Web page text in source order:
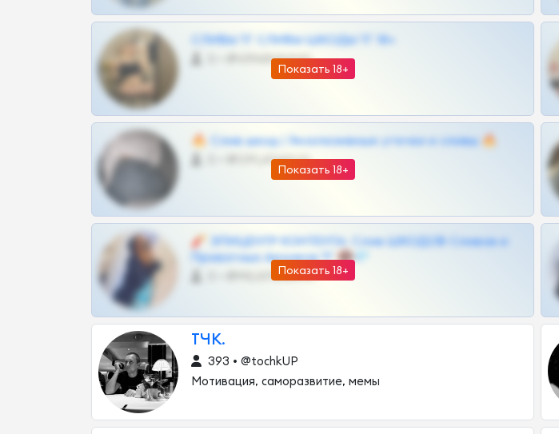
Показать 18+
СЛИВЫ ТГ СЛИВЫ ШКОДЫ ТГ 18+
@VIPARHIVS55BOT
Показать 18+
🔥 Слив шкод | Эксклюзивные утечки и сливы 🔥
@OPLATAPODPSK1BOT
Показать 18+
🧨 ЭПИЦЕНТР КОНТЕНТА: Слив ШКОДОВ Сливов и
Приватных Архивов ТГ 🔞💎
@MILKPRIVATES39BOT
ТЧК.
393 • @tochkUP
Мотивация, саморазвитие, мемы